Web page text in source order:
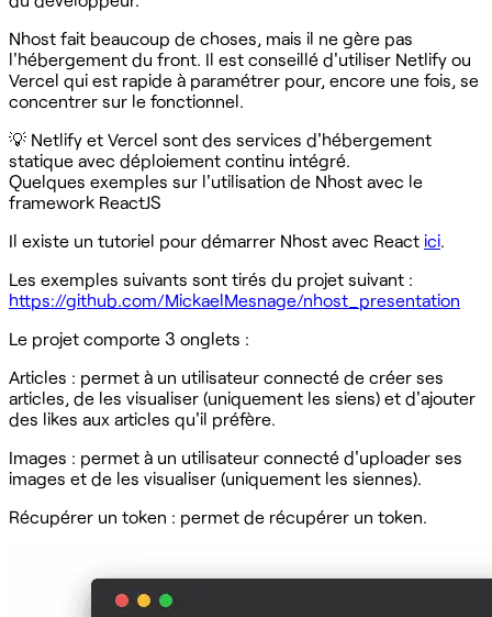
Nhost fait beaucoup de choses, mais il ne gère pas
l'hébergement du front. Il est conseillé d'utiliser Netlify ou
Vercel qui est rapide à paramétrer pour, encore une fois, se
concentrer sur le fonctionnel.
💡 Netlify et Vercel sont des services d'hébergement
statique avec déploiement continu intégré.
Quelques exemples sur l'utilisation de Nhost avec le
framework ReactJS
Il existe un tutoriel pour démarrer Nhost avec React ici.
Les exemples suivants sont tirés du projet suivant :
https://github.com/MickaelMesnage/nhost_presentation
Le projet comporte 3 onglets :
Articles : permet à un utilisateur connecté de créer ses
articles, de les visualiser (uniquement les siens) et d'ajouter
des likes aux articles qu'il préfère.
Images : permet à un utilisateur connecté d'uploader ses
images et de les visualiser (uniquement les siennes).
Récupérer un token : permet de récupérer un token.